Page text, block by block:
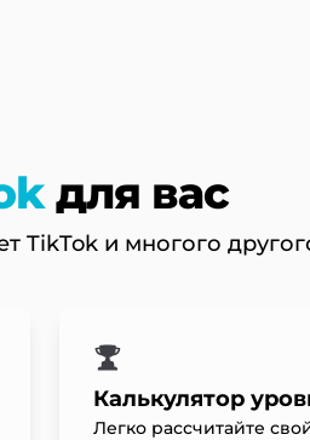
для вас
TikTok и многого
Калькулятор
Легко рассчитайте